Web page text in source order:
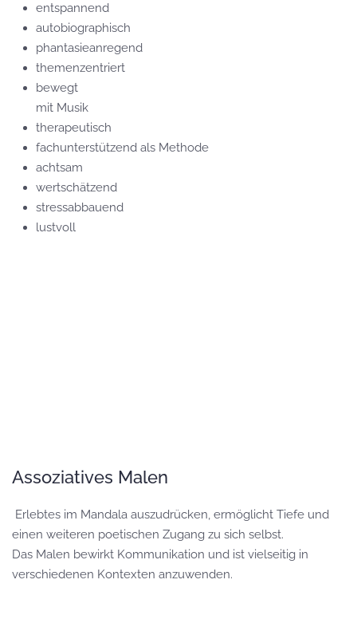
entspannend
autobiographisch
phantasieanregend
themenzentriert
bewegt
mit Musik
therapeutisch
fachunterstützend als Methode
achtsam
wertschätzend
stressabbauend
lustvoll
Assoziatives Malen
Erlebtes im Mandala auszudrücken, ermöglicht Tiefe und
einen weiteren poetischen Zugang zu sich selbst.
Das Malen bewirkt Kommunikation und ist vielseitig in
verschiedenen Kontexten anzuwenden.